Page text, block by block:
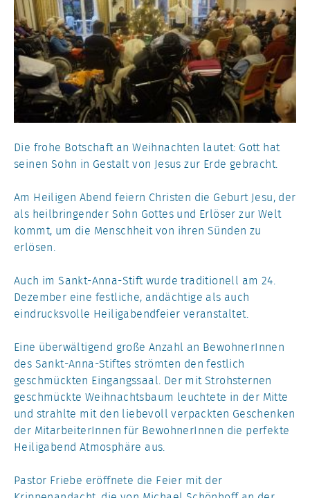
Die frohe Botschaft an Weihnachten lautet: Gott hat
seinen Sohn in Gestalt von Jesus zur Erde gebracht.
Am Heiligen Abend feiern Christen die Geburt Jesu, der
als heilbringender Sohn Gottes und Erlöser zur Welt
kommt, um die Menschheit von ihren Sünden zu
erlösen.
Auch im Sankt-Anna-Stift wurde traditionell am 24.
Dezember eine festliche, andächtige als auch
eindrucksvolle Heiligabendfeier veranstaltet.
Eine überwältigend große Anzahl an BewohnerInnen
des Sankt-Anna-Stiftes strömten den festlich
geschmückten Eingangssaal. Der mit Strohsternen
geschmückte Weihnachtsbaum leuchtete in der Mitte
und strahlte mit den liebevoll verpackten Geschenken
der MitarbeiterInnen für BewohnerInnen die perfekte
Heiligabend Atmosphäre aus.
Pastor Friebe eröffnete die Feier mit der